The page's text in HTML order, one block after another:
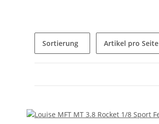
Sortierung Artikel pro Seite